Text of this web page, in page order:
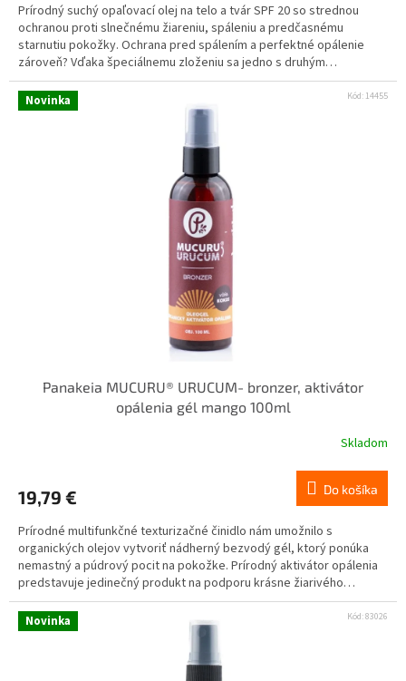
Prírodný suchý opaľovací olej na telo a tvár SPF 20 so strednou
ochranou proti slnečnému žiareniu, spáleniu a predčasnému
starnutiu pokožky. Ochrana pred spálením a perfektné opálenie
zároveň? Vďaka špeciálnemu zloženiu sa jedno s druhým
nevylučuje.
Novinka
Panakeia MUCURU® URUCUM- bronzer, aktivátor
opálenia gél mango 100ml
Skladom
19,79 € Do košíka
Prírodné multifunkčné texturizačné činidlo nám umožnilo s
organických olejov vytvoriť nádherný bezvodý gél, ktorý ponúka
nemastný a púdrový pocit na pokožke. Prírodný aktivátor opálenia
predstavuje jedinečný produkt na podporu krásne žiarivého
opálenia a prirodzene tónovanej pokožky. Neobsahuje SPF.
Kód: 14455
Novinka Kód:83026